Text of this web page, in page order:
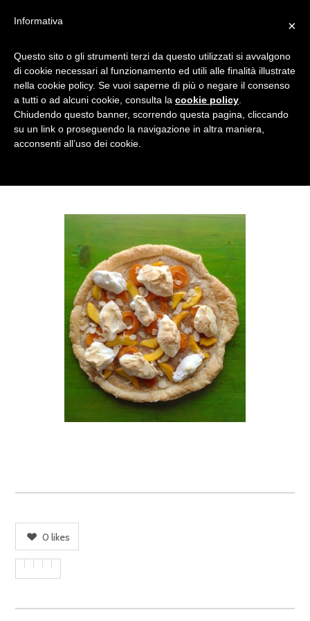
FORMAT DIM. EXPIRY LAST
UPDATE PUBLIC TORTA DI
PESCHE CON MERINGA
ITALIANA DOLCI PATTÌNI
0 likes
×
Informativa
Questo sito o gli strumenti terzi da questo utilizzati si avvalgono
di cookie necessari al funzionamento ed utili alle finalità illustrate
nella cookie policy. Se vuoi saperne di più o negare il consenso
a tutti o ad alcuni cookie, consulta la cookie policy
Chiudendo questo banner, scorrendo questa pagina, cliccando
su un link o proseguendo la navigazione in altra maniera,
acconsenti all’uso dei cookie.